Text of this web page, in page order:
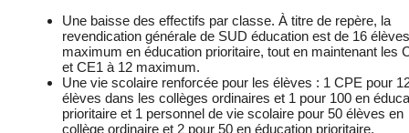
Une baisse des effectifs par classe. À titre de repère, la
revendication générale de SUD éducation est de 16 élèves
maximum en éducation prioritaire, tout en maintenant les
et CE1 à 12 maximum.
Une vie scolaire renforcée pour les élèves : 1 CPE pour
élèves dans les collèges ordinaires et 1 pour 100 en
prioritaire et 1 personnel de vie scolaire pour 50 élèves en
collège ordinaire et 2 pour 50 en éducation prioritaire.